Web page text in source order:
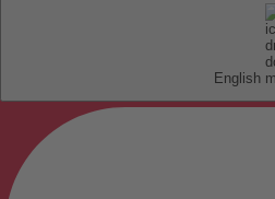
English